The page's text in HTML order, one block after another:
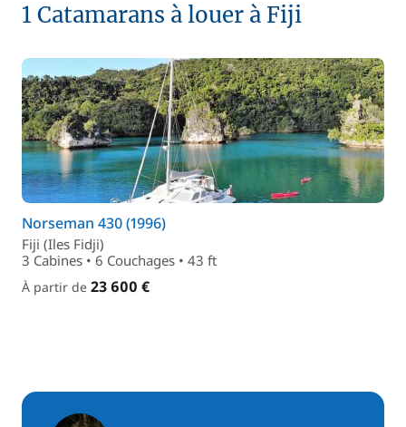
1 Catamarans à louer à Fiji
Norseman 430 (1996)
Fiji (Iles Fidji)
3 Cabines • 6 Couchages • 43 ft
À partir de 23 600 €